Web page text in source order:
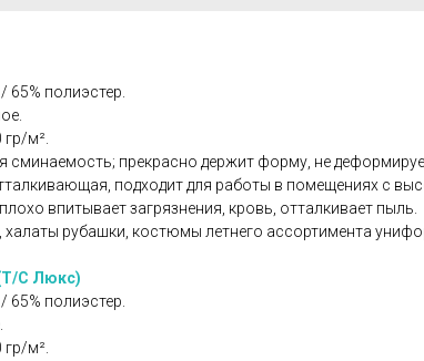
65% полиэстер.
м².
сминаемость; прекрасно держит форму, не
подходит для работы в помещениях с
впитывает загрязнения, кровь, отталкивает пыль.
халаты рубашки, костюмы летнего ассортимента
С Люкс)
65% полиэстер.
м².